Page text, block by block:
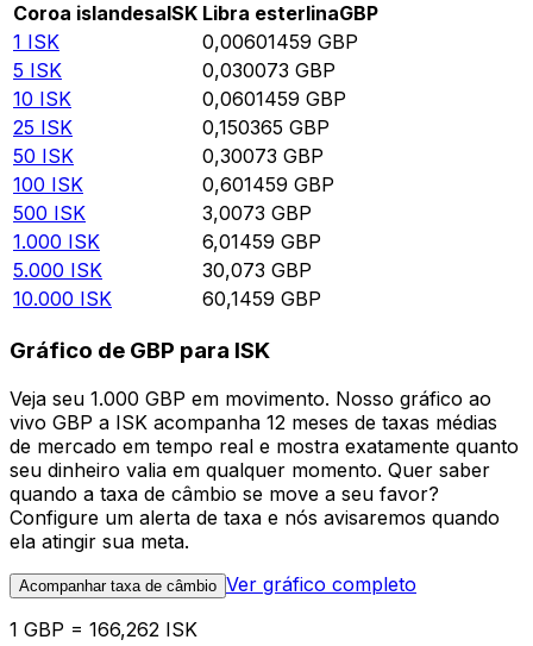
Coroa islandesaISK Libra esterlinaGBP
1 ISK 0,00601459 GBP
5 ISK 0,030073 GBP
10 ISK 0,0601459 GBP
25 ISK 0,150365 GBP
50 ISK 0,30073 GBP
100 ISK 0,601459 GBP
500 ISK 3,0073 GBP
1.000 ISK 6,01459 GBP
5.000 ISK 30,073 GBP
10.000 ISK 60,1459 GBP
Gráfico de GBP para ISK
Veja seu 1.000 GBP em movimento. Nosso gráfico ao
vivo GBP a ISK acompanha 12 meses de taxas médias
de mercado em tempo real e mostra exatamente quanto
seu dinheiro valia em qualquer momento. Quer saber
quando a taxa de câmbio se move a seu favor?
Configure um alerta de taxa e nós avisaremos quando
ela atingir sua meta.
Acompanhar taxa de câmbio Ver gráfico completo
1 GBP = 166,262 ISK